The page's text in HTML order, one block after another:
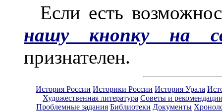
Если есть
нашу кнопку на
признателен.
История России Историки России История Урала
Художественная литература Советы и
Проблемные задания Библиотеки Документы